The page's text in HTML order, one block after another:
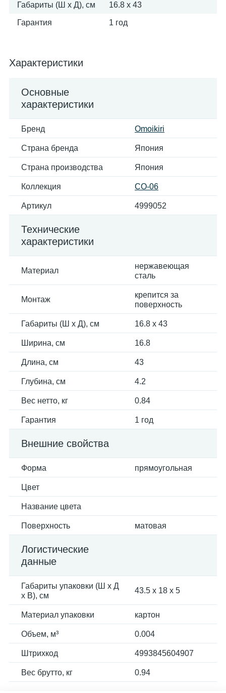
Габариты (Ш х Д), см 16.8 x 43
Гарантия 1 год
Характеристики
Основные
характеристики
Бренд Omoikiri
Страна бренда Япония
Страна производства Япония
Коллекция CO-06
Артикул 4999052
Технические
характеристики
Материал
нержавеющая
сталь
Монтаж
крепится за
поверхность
Габариты (Ш х Д), см 16.8 x 43
Ширина, см 16.8
Длина, см 43
Глубина, см 4.2
Вес нетто, кг 0.84
Гарантия 1 год
Внешние свойства
Форма прямоугольная
Цвет
Название цвета
Поверхность матовая
Логистические
данные
Габариты упаковки (Ш х Д
х В), см
43.5 x 18 x 5
Материал упаковки картон
Объем, м³ 0.004
Штрихкод 4993845604907
Вес брутто, кг 0.94